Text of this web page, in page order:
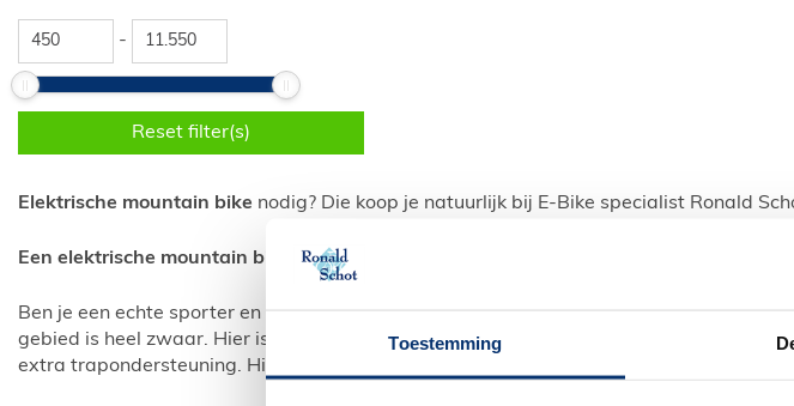
Toestemming
-
Reset filter(s)
Elektrische mountain bike nodig? Die koop je natuurlijk bij E-Bike specialist Ronald
Een elektrische mountain bike zorgt voor net dat beetje meer
Ben je een echte sporter en fiets je regelmatig door bergen en duinen? Dan ben je
gebied is heel zwaar. Hier is nu een oplossing voor. Een elektrische mountain bike
extra trapondersteuning. Hierdoor heb je langer plezier van jouw fietsrit.